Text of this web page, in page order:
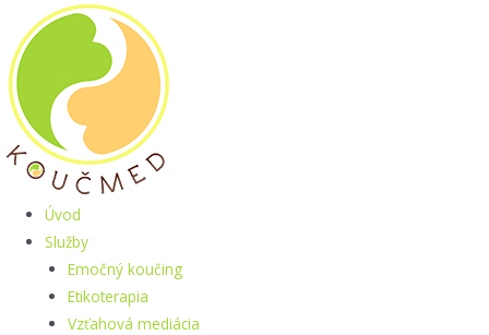
Preskočiť
obsah
Úvod
Služby
Emočný koučing
Etikoterapia
Vzťahová mediácia